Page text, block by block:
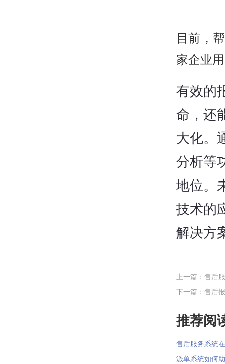
目前，
家企业
有效的
命，还
大化。
分析等
地位。
技术的
解决方
上一篇：售后
下一篇：售后
推荐阅
售后服务系统
派单系统如何